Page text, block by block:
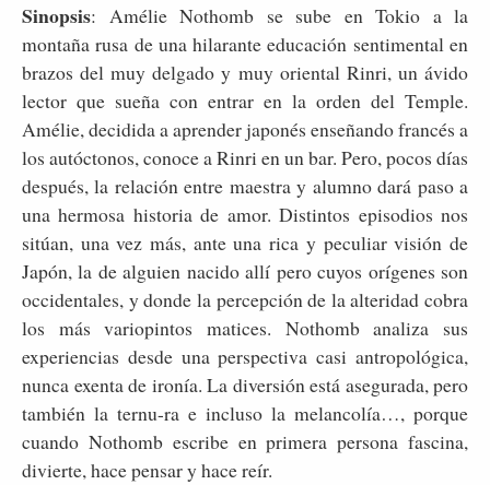
Sinopsis: Amélie Nothomb se sube en Tokio a la
montaña rusa de una hilarante educación sentimental en
brazos del muy delgado y muy oriental Rinri, un ávido
lector que sueña con entrar en la orden del Temple.
Amélie, decidida a aprender japonés enseñando francés a
los autóctonos, conoce a Rinri en un bar. Pero, pocos días
después, la relación entre maestra y alumno dará paso a
una hermosa historia de amor. Distintos episodios nos
sitúan, una vez más, ante una rica y peculiar visión de
Japón, la de alguien nacido allí pero cuyos orígenes son
occidentales, y donde la percepción de la alteridad cobra
los más variopintos matices. Nothomb analiza sus
experiencias desde una perspectiva casi antropológica,
nunca exenta de ironía. La diversión está asegurada, pero
también la ternu-ra e incluso la melancolía…, porque
cuando Nothomb escribe en primera persona fascina,
divierte, hace pensar y hace reír.